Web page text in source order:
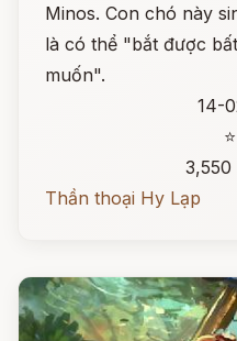
Minos. Con chó này
là có thể "bắt được
muốn".
14-
Thần thoại Hy Lạp